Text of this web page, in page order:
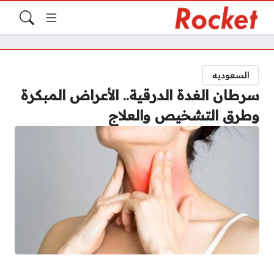
السعوديه
سرطان الغدة الدرقية.. الأعراض المبكرة
وطرق التشخيص والعلاج